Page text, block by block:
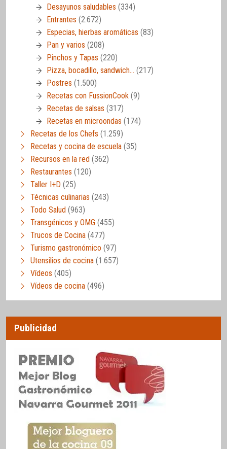
Desayunos saludables (334)
Entrantes (2.672)
Especias, hierbas aromáticas (83)
Pan y varios (208)
Pinchos y Tapas (220)
Pizza, bocadillo, sandwich… (217)
Postres (1.500)
Recetas con FussionCook (9)
Recetas de salsas (317)
Recetas en microondas (174)
Recetas de los Chefs (1.259)
Recetas y cocina de escuela (35)
Recursos en la red (362)
Restaurantes (120)
Taller I+D (25)
Técnicas culinarias (243)
Todo Salud (963)
Transgénicos y OMG (455)
Trucos de Cocina (477)
Turismo gastronómico (97)
Utensilios de cocina (1.657)
Vídeos (405)
Vídeos de cocina (496)
Publicidad